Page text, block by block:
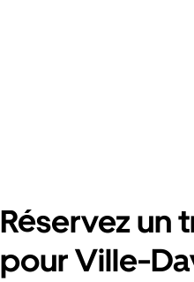
Réservez un
pour Ville-